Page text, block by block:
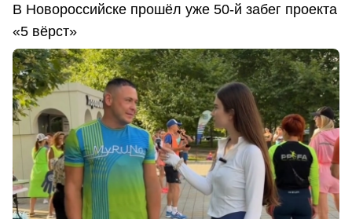
В Новороссийске прошёл уже 50-й забег проекта
«5 вёрст»